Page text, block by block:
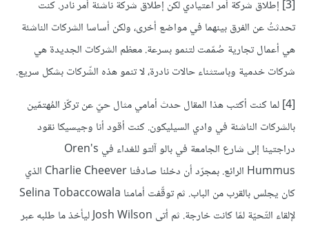
[3] إطلاق شركة أمر اعتيادي لكن إطلاق شركة ناشئة أمر نادر. كنت
تحدثتُ عن الفرق بينهما في مواضع أخرى، ولكن أساسا الشركات الناشئة
هي أعمال تجارية صُمّمت لتنمو بسرعة. معظم الشركات الجديدة هي
شركات خدمية وباستثناء حالات نادرة، لا تنمو هذه الشّركات بشكل سريع.
[4] لما كنت أكتب هذا المقال حدث أمامي مثال حيّ عن تركّز المُهتمّين
بالشركات الناشئة في وادي السيليكون. كنت أقود أنا وجيسيكا نقود
دراجتينا إلى شارع الجامعة في بالو آلتو للغداء في Oren's
Hummus الرائع. بمجرّد أن دخلنا صادفنا Charlie Cheever الذي
كان يجلس بالقرب من الباب. ثم توقّفت أمامنا Selina Tobaccowala
لإلقاء التّحيّة لمّا كانت خارجة. ثم أتى Josh Wilson ليأخذ ما طلبه عبر